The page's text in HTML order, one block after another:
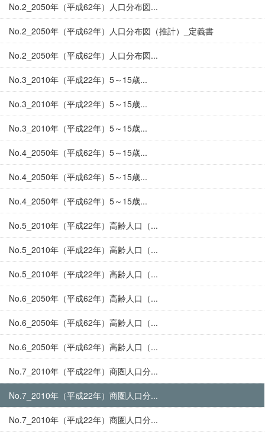
No.2_2050年（平成62年）人口分布図...
No.2_2050年（平成62年）人口分布図（推計）_定義書
No.2_2050年（平成62年）人口分布図...
No.3_2010年（平成22年）5～15歳...
No.3_2010年（平成22年）5～15歳...
No.3_2010年（平成22年）5～15歳...
No.4_2050年（平成62年）5～15歳...
No.4_2050年（平成62年）5～15歳...
No.4_2050年（平成62年）5～15歳...
No.5_2010年（平成22年）高齢人口（...
No.5_2010年（平成22年）高齢人口（...
No.5_2010年（平成22年）高齢人口（...
No.6_2050年（平成62年）高齢人口（...
No.6_2050年（平成62年）高齢人口（...
No.6_2050年（平成62年）高齢人口（...
No.7_2010年（平成22年）商圏人口分...
No.7_2010年（平成22年）商圏人口分...
No.7_2010年（平成22年）商圏人口分...